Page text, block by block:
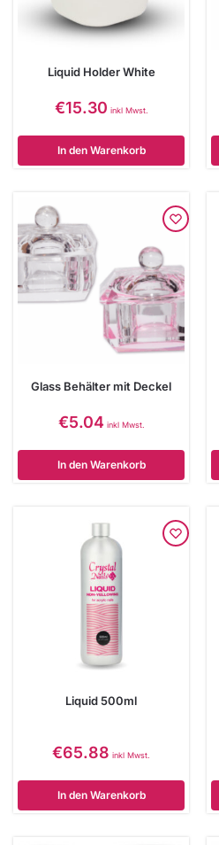
Liquid Holder White
€15.30 inkl Mwst.
In den Warenkorb
Glass Behälter mit Deckel
€5.04 inkl Mwst.
In den Warenkorb
Liquid 500ml
€65.88 inkl Mwst.
In den Warenkorb